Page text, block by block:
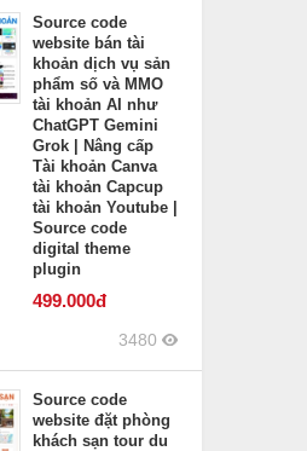
Source code
website bán tài
khoản dịch vụ sản
phẩm số và MMO
tài khoản AI như
ChatGPT Gemini
Grok | Nâng cấp
Tài khoản Canva
tài khoản Capcup
tài khoản Youtube |
Source code
digital theme
plugin
499.000đ
3480
Source code
website đặt phòng
khách sạn tour du